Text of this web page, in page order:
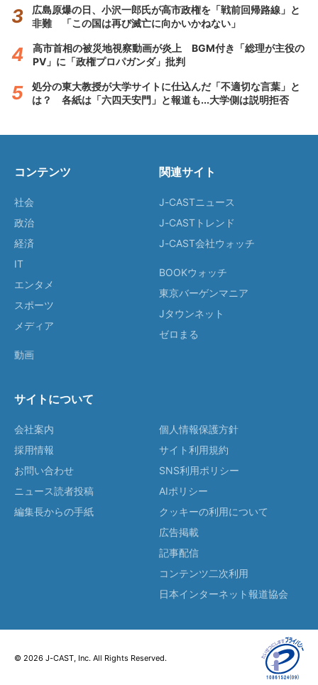
広島原爆の日、小沢一郎氏が高市政権を「戦前回帰路線」と
非難 「この国は再び滅亡に向かいかねない」
高市首相の被災地視察動画が炎上 BGM付き「総理が主役の
PV」に「政権プロパガンダ」批判
処分の東大教授が大学サイトに仕込んだ「不適切な言葉」と
は？ 各紙は「六四天安門」と報道も...大学側は説明拒否
コンテンツ
社会
政治
経済
IT
エンタメ
スポーツ
メディア
動画
関連サイト
J-CASTニュース
J-CASTトレンド
J-CAST会社ウォッチ
BOOKウォッチ
東京バーゲンマニア
Jタウンネット
ゼロまる
サイトについて
会社案内
採用情報
お問い合わせ
ニュース読者投稿
編集長からの手紙
個人情報保護方針
サイト利用規約
SNS利用ポリシー
AIポリシー
クッキーの利用について
広告掲載
記事配信
コンテンツ二次利用
日本インターネット報道協会
© 2026 J-CAST, Inc. All Rights Reserved.